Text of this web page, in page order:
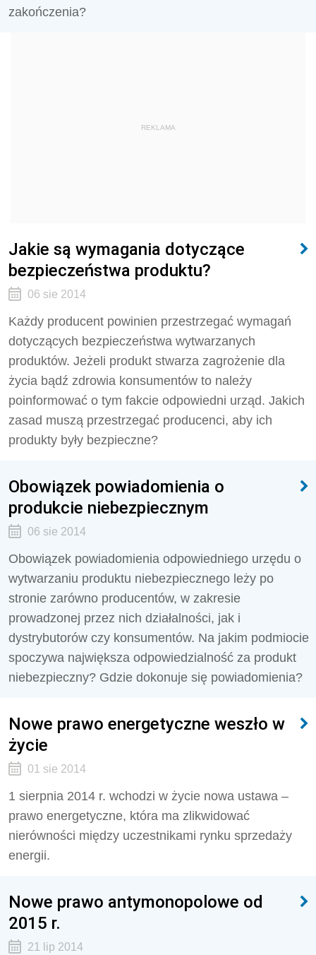
zakończenia?
REKLAMA
Jakie są wymagania dotyczące
bezpieczeństwa produktu?
06 sie 2014
Każdy producent powinien przestrzegać wymagań
dotyczących bezpieczeństwa wytwarzanych
produktów. Jeżeli produkt stwarza zagrożenie dla
życia bądź zdrowia konsumentów to należy
poinformować o tym fakcie odpowiedni urząd. Jakich
zasad muszą przestrzegać producenci, aby ich
produkty były bezpieczne?
Obowiązek powiadomienia o
produkcie niebezpiecznym
06 sie 2014
Obowiązek powiadomienia odpowiedniego urzędu o
wytwarzaniu produktu niebezpiecznego leży po
stronie zarówno producentów, w zakresie
prowadzonej przez nich działalności, jak i
dystrybutorów czy konsumentów. Na jakim podmiocie
spoczywa największa odpowiedzialność za produkt
niebezpieczny? Gdzie dokonuje się powiadomienia?
Nowe prawo energetyczne weszło w
życie
01 sie 2014
1 sierpnia 2014 r. wchodzi w życie nowa ustawa –
prawo energetyczne, która ma zlikwidować
nierówności między uczestnikami rynku sprzedaży
energii.
Nowe prawo antymonopolowe od
2015 r.
21 lip 2014